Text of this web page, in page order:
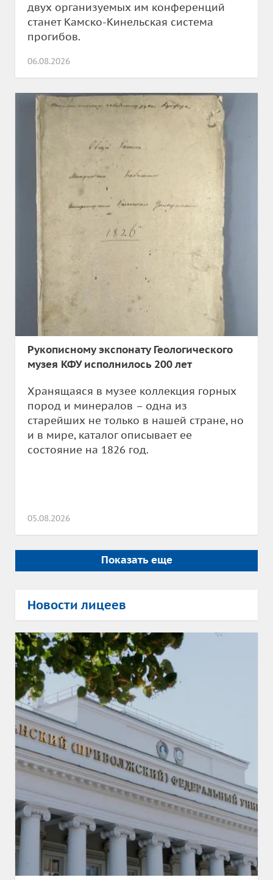
двух организуемых им конференций
станет Камско-Кинельская система
прогибов.
06.08.2026
Рукописному экспонату Геологического
музея КФУ исполнилось 200 лет
Хранящаяся в музее коллекция горных
пород и минералов – одна из
старейших не только в нашей стране, но
и в мире, каталог описывает ее
состояние на 1826 год.
05.08.2026
Показать еще
Новости лицеев